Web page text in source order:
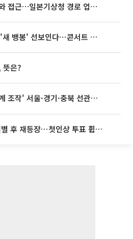
태풍 '돌핀' 오키나와 접근…일본기상청 경로 업데이트
빅뱅, 20주년 기념 '새 뱅봉' 선보인다⋯콘서트 앞두고 팝업 개최
은?
서울·경기·충북 선관위 등 추가 압수수색
‘나솔사계’ 국화, 결별 후 재등장⋯첫인상 투표 휩쓸고 ‘인기녀’ 등극